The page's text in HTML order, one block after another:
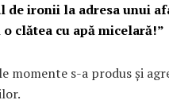
de ironii la adresa unui
clătea cu apă micelară!”
momente s-a produs și